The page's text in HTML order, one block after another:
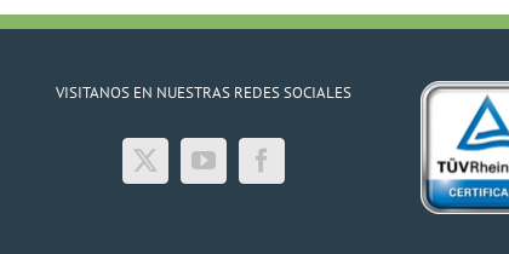
VISITANOS EN NUESTRAS REDES SOCIALES